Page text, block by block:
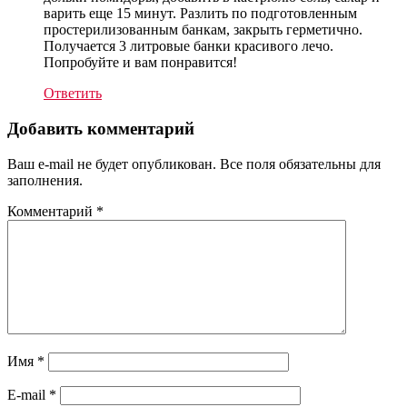
варить еще 15 минут. Разлить по подготовленным
простерилизованным банкам, закрыть герметично.
Получается 3 литровые банки красивого лечо.
Попробуйте и вам понравится!
Ответить
Добавить комментарий
Ваш e-mail не будет опубликован. Все поля обязательны для
заполнения.
Комментарий *
Имя *
E-mail *